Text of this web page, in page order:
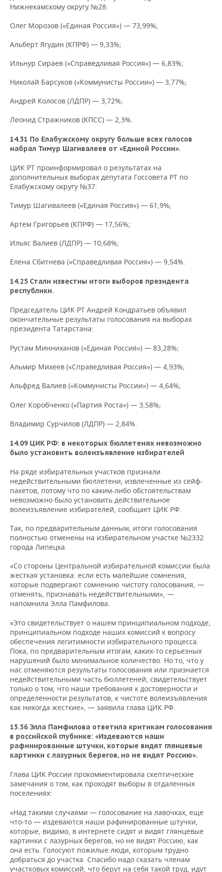
Нижнекамскому округу №28:
Олег Морозов («Единая Россия») — 73,99%;
Альберт Ягудин (КПРФ) — 9,33%;
Ильнур Сираев («Справедливая Россия») — 6,83%;
Николай Барсуков («Коммунисты России») — 3,77%;
Андрей Колосов (ЛДПР) — 3,72%;
Леонид Стражников (КПСС) — 2,3%.
14.31 По Елабужскому округу больше всех голосов
набрал Тимур Шагивалеев от «Единой России».
ЦИК РТ проинформировал о результатах на
дополнительных выборах депутата Госсовета РТ по
Елабужскому округу №37:
Тимур Шагивалеев («Единая Россия») — 61,9%;
Артем Григорьев (КПРФ) — 17,56%;
Ильяс Валиев (ЛДПР) — 10,68%;
Елена Сбитнева («Справедливая Россия») — 9,54%.
14.25 Стали известны итоги выборов президента
республики.
Председатель ЦИК РТ Андрей Кондратьев объявил
окончательные результаты голосования на выборах
президента Татарстана:
Рустам Минниханов («Единая Россия») — 83,28%;
Альмир Михеев («Справедливая Россия») — 4,93%;
Альфред Валиев («Коммунисты России») — 4,64%;
Олег Коробченко («Партия Роста») — 3,58%;
Владимир Сурчилов (ЛДПР) — 2,84%.
14.09 ЦИК РФ: в некоторых бюллетенях невозможно
было установить волеизъявление избирателей
На ряде избирательных участков признали
недействительными бюллетени, извлеченные из сейф-
пакетов, потому что по каким-либо обстоятельствам
невозможно было установить действительное
волеизъявление избирателей, сообщает ЦИК РФ.
Так, по предварительным данным, итоги голосования
полностью отменены на избирательном участке №2332
города Липецка.
«Со стороны Центральной избирательной комиссии была
жесткая установка: если есть малейшие сомнения,
которые подвергают сомнению чистоту голосования, —
отменять, признавать недействительными», —
напомнила Элла Памфилова.
«Это свидетельствует о нашем принципиальном подходе,
принципиальном подходе наших комиссий к вопросу
обеспечения легитимности избирательного процесса.
Пока, по предварительным итогам, каких-то серьезных
нарушений было минимальное количество. Но то, что у
нас отменяются результаты голосования или признается
недействительными часть бюллетеней, свидетельствует
только о том, что наши требования к достоверности и
определенности результатов, к чистоте волеизъявления
как никогда жесткие», — заявила глава ЦИК РФ.
13.36 Элла Памфилова ответила критикам голосования
в российской глубинке: «Издеваются наши
рафинированные штучки, которые видят глянцевые
картинки с лазурных берегов, но не видят Россию».
Глава ЦИК России прокомментировала скептические
замечания о том, как проходят выборы в отдаленных
поселениях:
«Над такими случаями — голосование на лавочках, еще
что-то — издеваются наши рафинированные штучки,
которые, видимо, в интернете сидят и видят глянцевые
картинки с лазурных берегов, но не видят Россию, как
она есть. Голосуют пожилые люди, которым трудно
добраться до участка. Спасибо надо сказать членам
участковых комиссий, что берут на себя такой труд, идут